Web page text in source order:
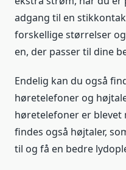
adgang til en
forskellige størrelser
en, der passer til dine
Endelig kan du også
høretelefoner og
høretelefoner er
findes også højtaler,
til og få en bedre